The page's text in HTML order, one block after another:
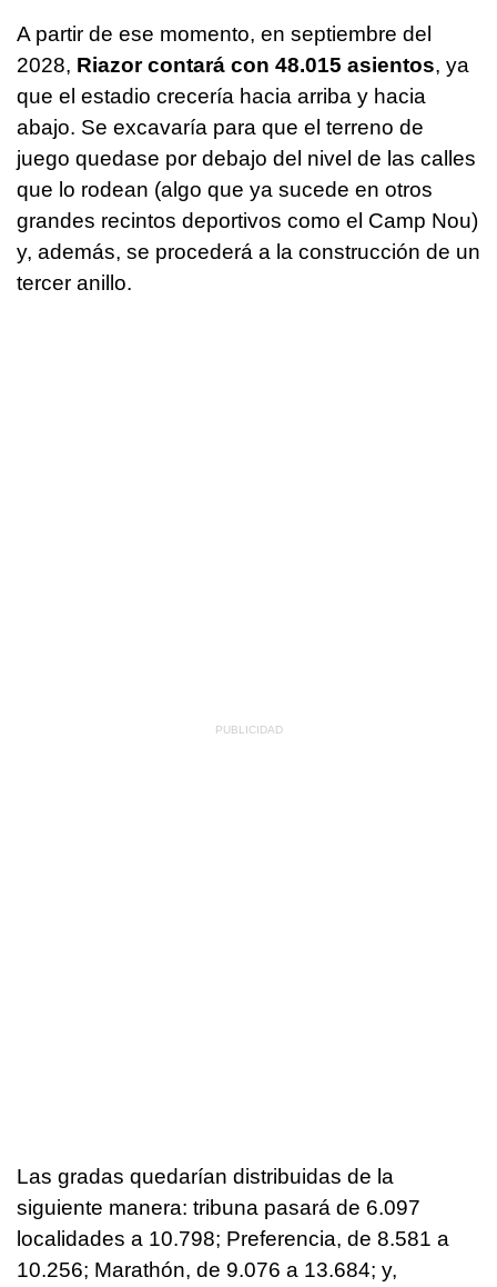
A partir de ese momento, en septiembre del
2028, Riazor contará con 48.015 asientos, ya
que el estadio crecería hacia arriba y hacia
abajo. Se excavaría para que el terreno de
juego quedase por debajo del nivel de las calles
que lo rodean (algo que ya sucede en otros
grandes recintos deportivos como el Camp Nou)
y, además, se procederá a la construcción de un
tercer anillo.
Las gradas quedarían distribuidas de la
siguiente manera: tribuna pasará de 6.097
localidades a 10.798; Preferencia, de 8.581 a
10.256; Marathón, de 9.076 a 13.684; y,